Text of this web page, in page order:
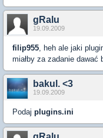
gRalu
19.09.2009
filip955, heh ale jaki
miałby za zadanie dawać
bakul. <3
19.09.2009
Podaj plugins.ini